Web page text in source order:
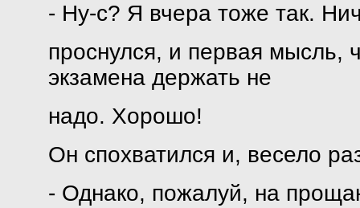
- Ну-с? Я вчера тоже так.
проснулся, и первая мысль,
экзамена держать не
надо. Хорошо!
Он спохватился и, весело
- Однако, пожалуй, на